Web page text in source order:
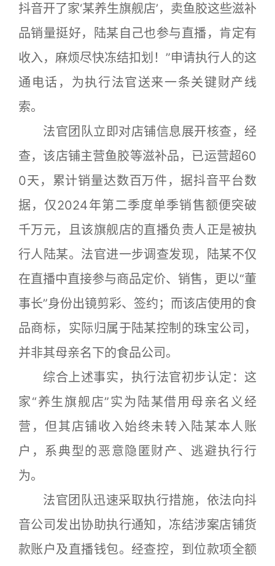
抖音开了家‘某养生旗舰店’，卖鱼胶这些滋补
品销量挺好，陆某自己也参与直播，肯定有
收入，麻烦尽快冻结扣划！”申请执行人的这
通电话，为执行法官送来一条关键财产线
索。
法官团队立即对店铺信息展开核查，经
查，该店铺主营鱼胶等滋补品，已运营超60
0天，累计销量达数百万件，据抖音平台数
据，仅2024年第二季度单季销售额便突破
千万元，且该旗舰店的直播负责人正是被执
行人陆某。法官进一步调查发现，陆某不仅
在直播中直接参与商品定价、销售，更以“董
事长”身份出镜剪彩、签约；而该店使用的食
品商标，实际归属于陆某控制的珠宝公司，
并非其母亲名下的食品公司。
综合上述事实，执行法官初步认定：这
家“养生旗舰店”实为陆某借用母亲名义经
营，但其店铺收入始终未转入陆某本人账
户，系典型的恶意隐匿财产、逃避执行行
为。
法官团队迅速采取执行措施，依法向抖
音公司发出协助执行通知，冻结涉案店铺货
款账户及直播钱包。经查控，到位款项全额